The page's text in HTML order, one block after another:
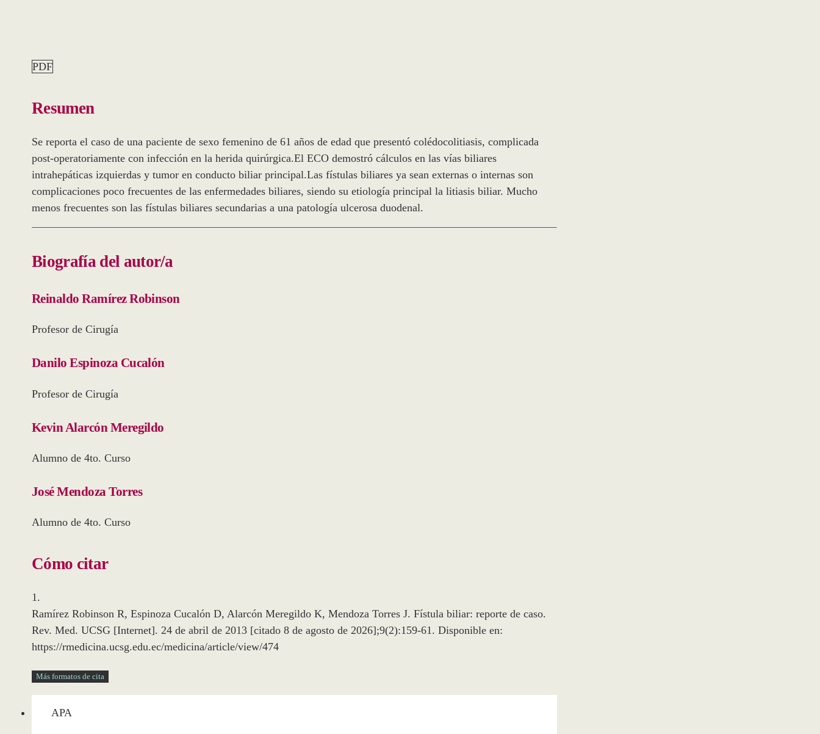
PDF
Resumen
Se reporta el caso de una paciente de sexo femenino de 61 años de edad que presentó colédocolitiasis, complicada
post-operatoriamente con infección en la herida quirúrgica.El ECO demostró cálculos en las vías biliares
intrahepáticas izquierdas y tumor en conducto biliar principal.Las fístulas biliares ya sean externas o internas son
complicaciones poco frecuentes de las enfermedades biliares, siendo su etiología principal la litiasis biliar. Mucho
menos frecuentes son las fístulas biliares secundarias a una patología ulcerosa duodenal.
Biografía del autor/a
Reinaldo Ramírez Robinson
Profesor de Cirugía
Danilo Espinoza Cucalón
Profesor de Cirugía
Kevin Alarcón Meregildo
Alumno de 4to. Curso
José Mendoza Torres
Alumno de 4to. Curso
Cómo citar
1.
Ramírez Robinson R, Espinoza Cucalón D, Alarcón Meregildo K, Mendoza Torres J. Fístula biliar: reporte de caso.
Rev. Med. UCSG [Internet]. 24 de abril de 2013 [citado 8 de agosto de 2026];9(2):159-61. Disponible en:
https://rmedicina.ucsg.edu.ec/medicina/article/view/474
Más formatos de cita
APA